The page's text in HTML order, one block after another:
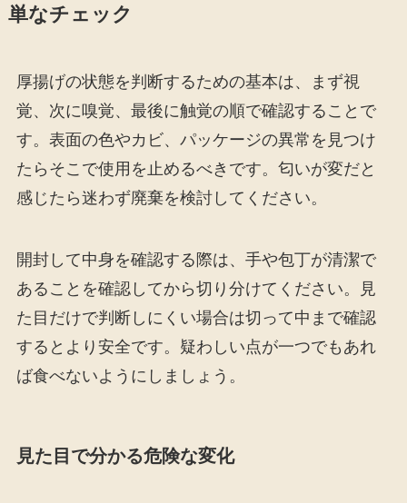
単なチェック
厚揚げの状態を判断するための基本は、まず視
覚、次に嗅覚、最後に触覚の順で確認することで
す。表面の色やカビ、パッケージの異常を見つけ
たらそこで使用を止めるべきです。匂いが変だと
感じたら迷わず廃棄を検討してください。
開封して中身を確認する際は、手や包丁が清潔で
あることを確認してから切り分けてください。見
た目だけで判断しにくい場合は切って中まで確認
するとより安全です。疑わしい点が一つでもあれ
ば食べないようにしましょう。
見た目で分かる危険な変化